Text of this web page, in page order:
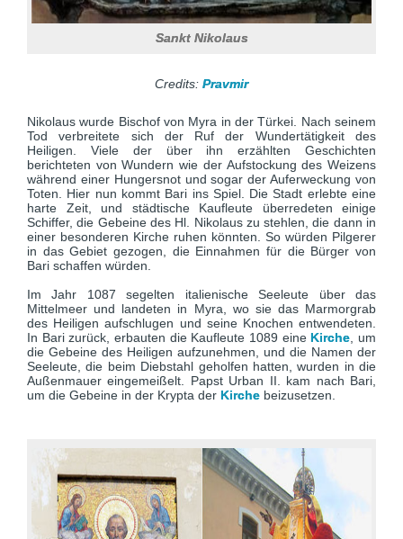
Sankt Nikolaus
Credits: Pravmir
Nikolaus wurde Bischof von Myra in der Türkei. Nach seinem
Tod verbreitete sich der Ruf der Wundertätigkeit des
Heiligen. Viele der über ihn erzählten Geschichten
berichteten von Wundern wie der Aufstockung des Weizens
während einer Hungersnot und sogar der Auferweckung von
Toten. Hier nun kommt Bari ins Spiel. Die Stadt erlebte eine
harte Zeit, und städtische Kaufleute überredeten einige
Schiffer, die Gebeine des Hl. Nikolaus zu stehlen, die dann in
einer besonderen Kirche ruhen könnten. So würden Pilgerer
in das Gebiet gezogen, die Einnahmen für die Bürger von
Bari schaffen würden.
Im Jahr 1087 segelten italienische Seeleute über das
Mittelmeer und landeten in Myra, wo sie das Marmorgrab
des Heiligen aufschlugen und seine Knochen entwendeten.
In Bari zurück, erbauten die Kaufleute 1089 eineKirche , um
die Gebeine des Heiligen aufzunehmen, und die Namen der
Seeleute, die beim Diebstahl geholfen hatten, wurden in die
Außenmauer eingemeißelt. Papst Urban II. kam nach Bari,
um die Gebeine in der Krypta der Kirche beizusetzen.